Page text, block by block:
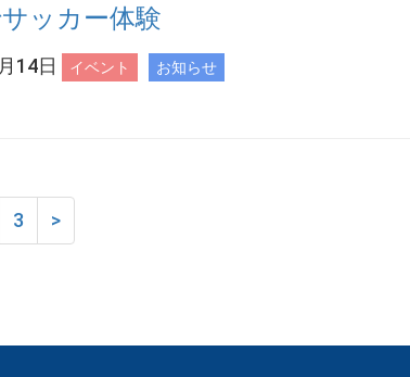
ッカー体験
14日 イベント お知らせ
3 >